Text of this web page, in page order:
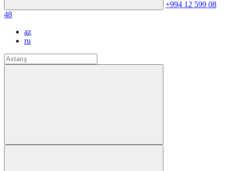
+994 12 599 08
48
az
ru